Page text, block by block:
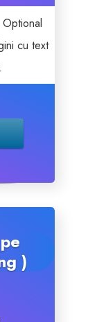
cu text
)